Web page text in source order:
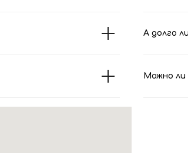
А долго
Можно ли